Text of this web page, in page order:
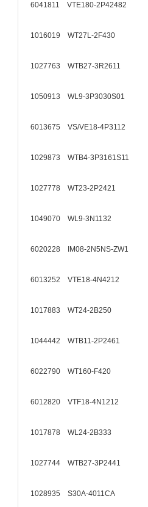
6041811 VTE180-2P42482
1016019 WT27L-2F430
1027763 WTB27-3R2611
1050913 WL9-3P3030S01
6013675 VS/VE18-4P3112
1029873 WTB4-3P3161S11
1027778 WT23-2P2421
1049070 WL9-3N1132
6020228 IM08-2N5NS-ZW1
6013252 VTE18-4N4212
1017883 WT24-2B250
1044442 WTB11-2P2461
6022790 WT160-F420
6012820 VTF18-4N1212
1017878 WL24-2B333
1027744 WTB27-3P2441
1028935 S30A-4011CA